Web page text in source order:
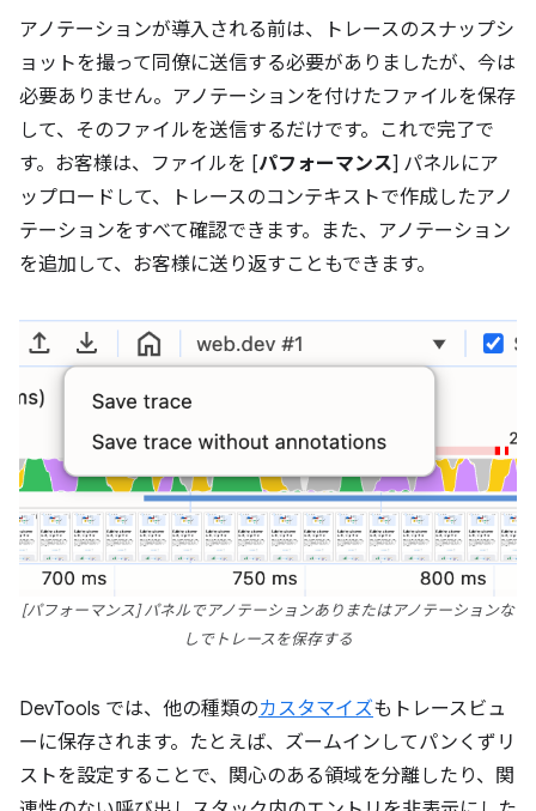
アノテーションが導入される前は、トレースのスナップシ
ョットを撮って同僚に送信する必要がありましたが、今は
必要ありません。アノテーションを付けたファイルを保存
して、そのファイルを送信するだけです。これで完了で
す。お客様は、ファイルを [パフォーマンス] パネルにア
ップロードして、トレースのコンテキストで作成したアノ
テーションをすべて確認できます。また、アノテーション
を追加して、お客様に送り返すこともできます。
[パフォーマンス] パネルでアノテーションありまたはアノテーションな
しでトレースを保存する
DevTools では、他の種類のカスタマイズもトレースビュ
ーに保存されます。たとえば、ズームインしてパンくずリ
ストを設定することで、関心のある領域を分離したり、関